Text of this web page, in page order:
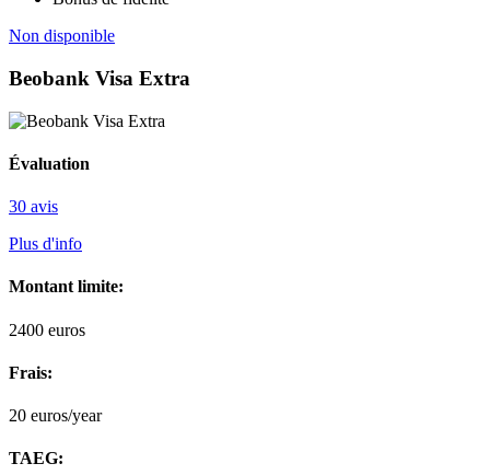
Non disponible
Beobank Visa Extra
Évaluation
30 avis
Plus d'info
Montant limite:
2400 euros
Frais:
20 euros/year
TAEG: